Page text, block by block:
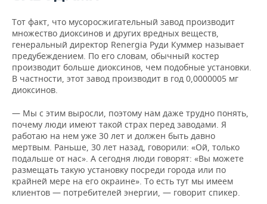
Тот факт, что мусоросжигательный завод производит
множество диоксинов и других вредных веществ,
генеральный директор Renergia Руди Куммер называет
предубеждением. По его словам, обычный костер
производит больше диоксинов, чем подобные установки.
В частности, этот завод производит в год 0,0000005 мг
диоксинов.
— Мы с этим выросли, поэтому нам даже трудно понять,
почему люди имеют такой страх перед заводами. Я
работаю на нем уже 30 лет и должен быть давно
мертвым. Раньше, 30 лет назад, говорили: «Ой, только
подальше от нас». А сегодня люди говорят: «Вы можете
размещать такую установку посреди города или по
крайней мере на его окраине». То есть тут мы имеем
клиентов — потребителей энергии, — говорит спикер.